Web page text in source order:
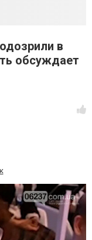
в
обсуждает